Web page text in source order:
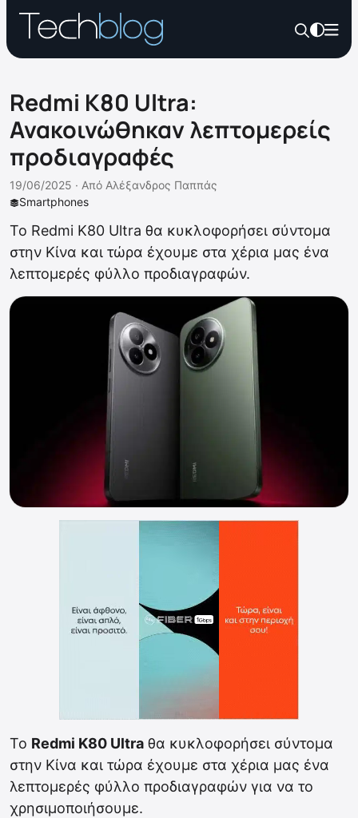
Redmi K80 Ultra:
Ανακοινώθηκαν λεπτομερείς
προδιαγραφές
Smartphones
19/06/2025 · Από Αλέξανδρος Παππάς
Το Redmi K80 Ultra θα κυκλοφορήσει σύντομα
στην Κίνα και τώρα έχουμε στα χέρια μας ένα
λεπτομερές φύλλο προδιαγραφών.
Το Redmi K80 Ultra θα κυκλοφορήσει σύντομα
στην Κίνα και τώρα έχουμε στα χέρια μας ένα
λεπτομερές φύλλο προδιαγραφών για να το
χρησιμοποιήσουμε.